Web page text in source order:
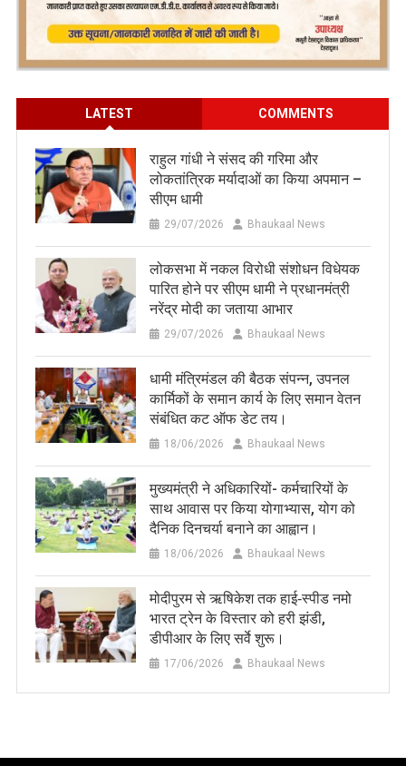
LATEST COMMENTS
राहुल गांधी ने संसद की गरिमा और
लोकतांत्रिक मर्यादाओं का किया अपमान –
सीएम धामी
29/07/2026 Bhaukaal News
लोकसभा में नकल विरोधी संशोधन विधेयक
पारित होने पर सीएम धामी ने प्रधानमंत्री
नरेंद्र मोदी का जताया आभार
29/07/2026 Bhaukaal News
धामी मंत्रिमंडल की बैठक संपन्न, उपनल
कार्मिकों के समान कार्य के लिए समान वेतन
संबंधित कट ऑफ डेट तय।
18/06/2026 Bhaukaal News
मुख्यमंत्री ने अधिकारियों- कर्मचारियों के
साथ आवास पर किया योगाभ्यास, योग को
दैनिक दिनचर्या बनाने का आह्वान।
18/06/2026 Bhaukaal News
मोदीपुरम से ऋषिकेश तक हाई‑स्पीड नमो
भारत ट्रेन के विस्तार को हरी झंडी,
डीपीआर के लिए सर्वे शुरू।
17/06/2026 Bhaukaal News